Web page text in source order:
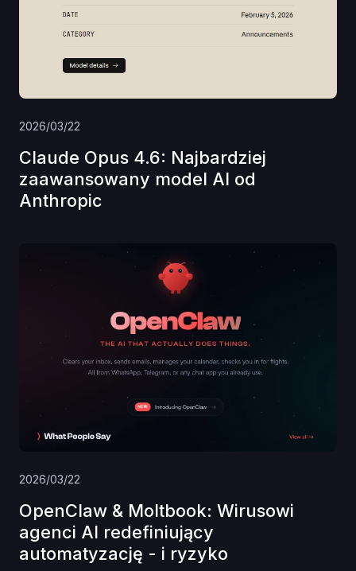
2026/03/22
Claude Opus 4.6: Najbardziej
zaawansowany model AI od
Anthropic
2026/03/22
OpenClaw & Moltbook: Wirusowi
agenci AI redefiniujący
automatyzację - i ryzyko